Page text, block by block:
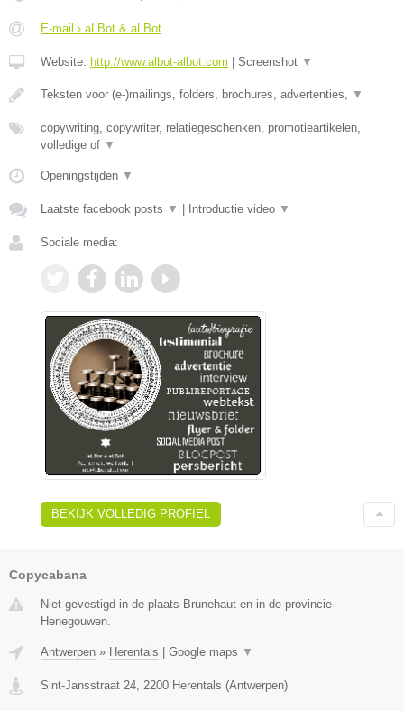
E-mail › aLBot & aLBot
Website: http://www.albot-albot.com | Screenshot ▼
Teksten voor (e-)mailings, folders, brochures, advertenties, ▼
copywriting, copywriter, relatiegeschenken, promotieartikelen,
volledige of ▼
Openingstijden ▼
Laatste facebook posts ▼ | Introductie video ▼
Sociale media:
BEKIJK VOLLEDIG PROFIEL
Copycabana
Niet gevestigd in de plaats Brunehaut en in de provincie
Henegouwen.
Antwerpen » Herentals Google maps ▼
Sint-Jansstraat 24, 2200 Herentals (Antwerpen)